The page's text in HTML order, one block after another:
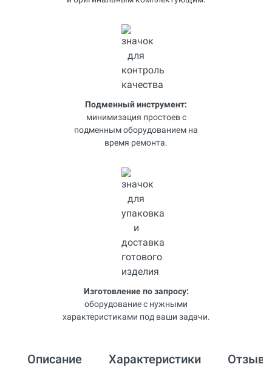
Подменный инструмент:
минимизация простоев с
подменным оборудованием на
время ремонта.
Изготовление по запросу:
оборудование с нужными
характеристиками под ваши задачи.
Описание Характеристики